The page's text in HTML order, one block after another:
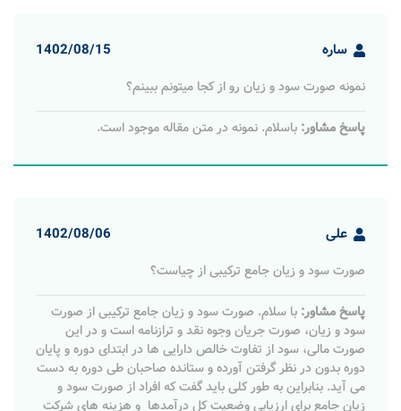
ساره 1402/08/15
نمونه صورت سود و زیان رو از کجا میتونم ببینم؟
پاسخ مشاور: باسلام. نمونه در متن مقاله موجود است.
علی 1402/08/06
صورت سود و زیان جامع ترکیبی از چیاست؟
پاسخ مشاور: با سلام. صورت سود و زیان جامع ترکیبی از صورت
سود و زیان، صورت جریان وجوه نقد و ترازنامه است و در این
صورت مالی، سود از تفاوت خالص دارایی ها در ابتدای دوره و پایان
دوره بدون در نظر گرفتن آورده و ستانده صاحبان طی دوره به دست
می آید. بنابراین به طور کلی باید گفت که افراد از صورت سود و
زیان جامع برای ارزیابی وضعیت کل درآمدها و هزینه های شرکت